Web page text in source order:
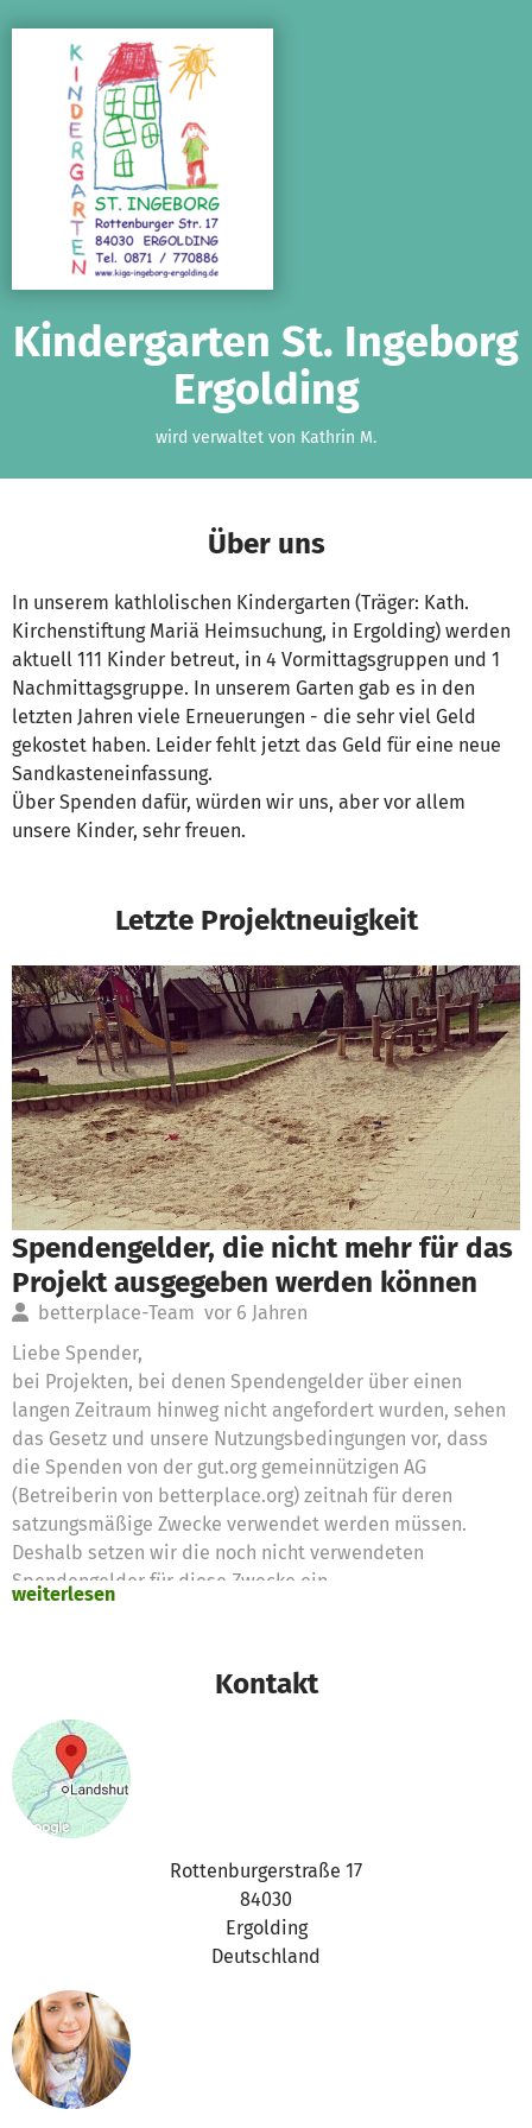
Kindergarten St. Ingeborg
Ergolding
wird verwaltet von Kathrin M.
Über uns
In unserem kathlolischen Kindergarten (Träger: Kath.
Kirchenstiftung Mariä Heimsuchung, in Ergolding) werden
aktuell 111 Kinder betreut, in 4 Vormittagsgruppen und 1
Nachmittagsgruppe. In unserem Garten gab es in den
letzten Jahren viele Erneuerungen - die sehr viel Geld
gekostet haben. Leider fehlt jetzt das Geld für eine neue
Sandkasteneinfassung.
Über Spenden dafür, würden wir uns, aber vor allem
unsere Kinder, sehr freuen.
Letzte Projektneuigkeit
Spendengelder, die nicht mehr für das
Projekt ausgegeben werden können
betterplace-Team vor 6 Jahren
Liebe Spender,
bei Projekten, bei denen Spendengelder über einen
langen Zeitraum hinweg nicht angefordert wurden, sehen
das Gesetz und unsere Nutzungsbedingungen vor, dass
die Spenden von der gut.org gemeinnützigen AG
(Betreiberin von betterplace.org) zeitnah für deren
satzungsmäßige Zwecke verwendet werden müssen.
Deshalb setzen wir die noch nicht verwendeten
Spendengelder für diese Zwecke ein
weiterlesen
Kontakt
Rottenburgerstraße 17
84030
Ergolding
Deutschland